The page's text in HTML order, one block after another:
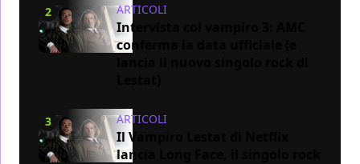
2 ARTICOLI
Intervista col vampiro 3: AMC
conferma la data ufficiale (e
3 ARTICOLI
Il Vampiro Lestat di Netflix
lancia Long Face, il singolo rock